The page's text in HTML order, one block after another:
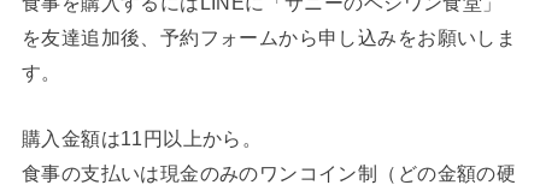
を友達追加後、予約フォームから申し込みをお願いしま
す。
購入金額は11円以上から。
食事の支払いは現金のみのワンコイン制（どの金額の硬